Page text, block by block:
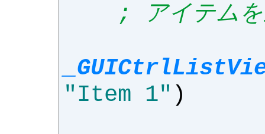
; アイテム
"Item 1" )